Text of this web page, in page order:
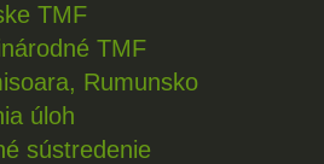
TMF
TMF
Rumunsko
úloh
sústredenie